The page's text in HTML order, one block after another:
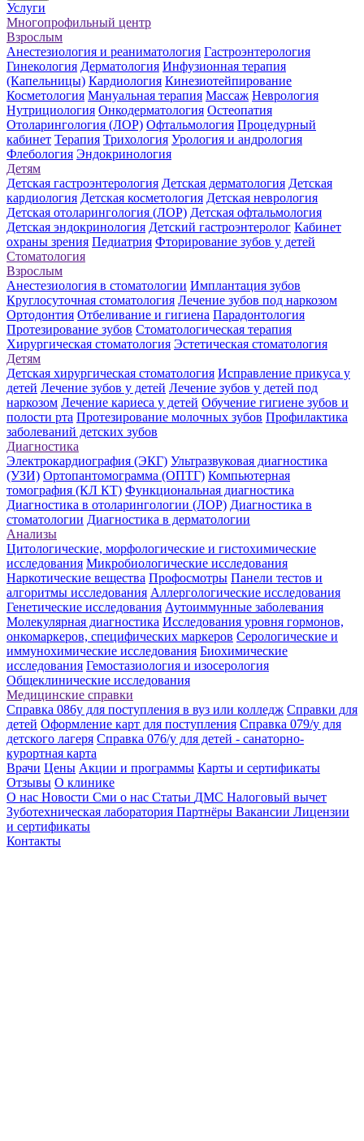
Услуги
Многопрофильный центр
Взрослым
Анестезиология и реаниматология Гастроэнтерология
Гинекология Дерматология Инфузионная терапия
(Капельницы) Кардиология Кинезиотейпирование
Косметология Мануальная терапия Массаж Неврология
Нутрициология Онкодерматология Остеопатия
Отоларингология (ЛОР) Офтальмология Процедурный
кабинет Терапия Трихология Урология и андрология
Флебология Эндокринология
Детям
Детская гастроэнтерология Детская дерматология Детская
кардиология Детская косметология Детская неврология
Детская отоларингология (ЛОР) Детская офтальмология
Детская эндокринология Детский гастроэнтеролог Кабинет
охраны зрения Педиатрия Фторирование зубов у детей
Стоматология
Взрослым
Анестезиология в стоматологии Имплантация зубов
Круглосуточная стоматология Лечение зубов под наркозом
Ортодонтия Отбеливание и гигиена Парадонтология
Протезирование зубов Стоматологическая терапия
Хирургическая стоматология Эстетическая стоматология
Детям
Детская хирургическая стоматология Исправление прикуса у
детей Лечение зубов у детей Лечение зубов у детей под
наркозом Лечение кариеса у детей Обучение гигиене зубов и
полости рта Протезирование молочных зубов Профилактика
заболеваний детских зубов
Диагностика
Электрокардиография (ЭКГ) Ультразвуковая диагностика
(УЗИ) Ортопантомограмма (ОПТГ) Компьютерная
томография (КЛ КТ) Функциональная диагностика
Диагностика в отоларингологии (ЛОР) Диагностика в
стоматологии Диагностика в дерматологии
Анализы
Цитологические, морфологические и гистохимические
исследования Микробиологические исследования
Наркотические вещества Профосмотры Панели тестов и
алгоритмы исследования Аллергологические исследования
Генетические исследования Аутоиммунные заболевания
Молекулярная диагностика Исследования уровня гормонов,
онкомаркеров, специфических маркеров Серологические и
иммунохимические исследования Биохимические
исследования Гемостазиология и изосерология
Общеклинические исследования
Медицинские справки
Справка 086у для поступления в вуз или колледж Справки для
детей Оформление карт для поступления Справка 079/у для
детского лагеря Справка 076/у для детей - санаторно-
курортная карта
Врачи Цены Акции и программы Карты и сертификаты
Отзывы О клинике
О нас Новости Сми о нас Статьи ДМС Налоговый вычет
Зуботехническая лаборатория Партнёры Вакансии Лицензии
и сертификаты
Контакты